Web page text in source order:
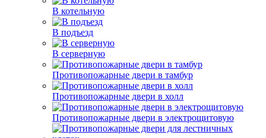
В котельную
В подъезд
В серверную
Противопожарные двери в тамбур
Противопожарные двери в холл
Противопожарные двери в электрощитовую